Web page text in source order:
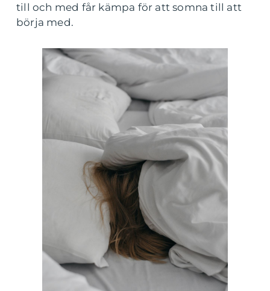
till och med får kämpa för att somna till att
börja med.